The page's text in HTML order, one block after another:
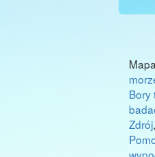
Bory
Zdrój